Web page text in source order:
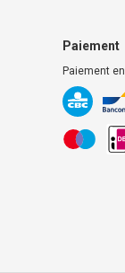
Paiement
Paiement